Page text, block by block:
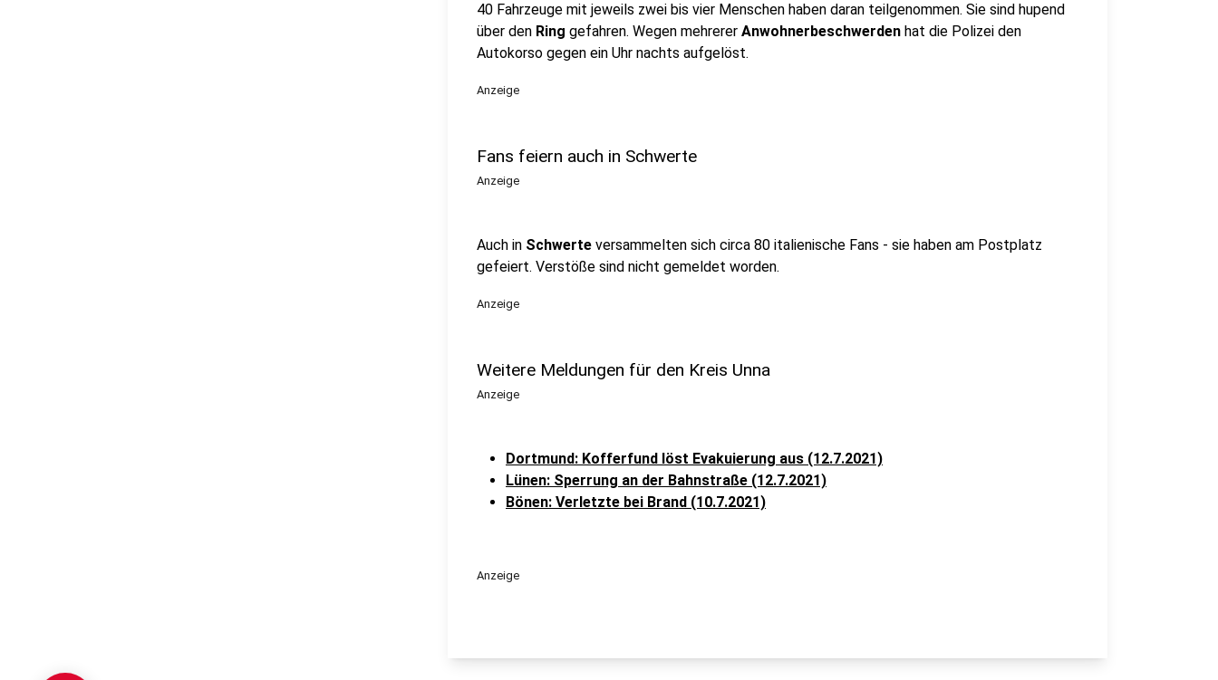
40 Fahrzeuge mit jeweils zwei bis vier Menschen haben daran teilgenommen. Sie sind hupend
über den Ring gefahren. Wegen mehrerer Anwohnerbeschwerden hat die Polizei den
Autokorso gegen ein Uhr nachts aufgelöst.
Anzeige
Fans feiern auch in Schwerte
Anzeige
Auch in Schwerte versammelten sich circa 80 italienische Fans - sie haben am Postplatz
gefeiert. Verstöße sind nicht gemeldet worden.
Anzeige
Weitere Meldungen für den Kreis Unna
Anzeige
Dortmund: Kofferfund löst Evakuierung aus (12.7.2021)
Lünen: Sperrung an der Bahnstraße (12.7.2021)
Bönen: Verletzte bei Brand (10.7.2021)
Anzeige